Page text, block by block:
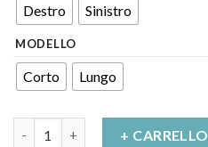
Destro Sinistro
MODELLO
Corto Lungo
+ CARRELLO